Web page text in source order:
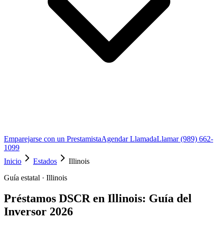
Emparejarse con un PrestamistaAgendar LlamadaLlamar (989) 662-
1099
Inicio
Estados
Illinois
Guía estatal · Illinois
Préstamos DSCR en Illinois: Guía del
Inversor 2026